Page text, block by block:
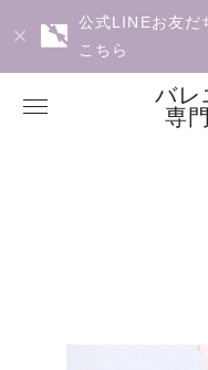
公式LINEお友だ
こちら
バレ
専